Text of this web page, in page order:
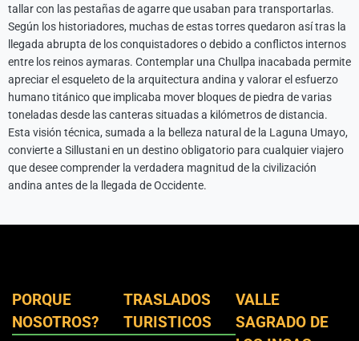
tallar con las pestañas de agarre que usaban para transportarlas.
Según los historiadores, muchas de estas torres quedaron así tras la
llegada abrupta de los conquistadores o debido a conflictos internos
entre los reinos aymaras. Contemplar una Chullpa inacabada permite
apreciar el esqueleto de la arquitectura andina y valorar el esfuerzo
humano titánico que implicaba mover bloques de piedra de varias
toneladas desde las canteras situadas a kilómetros de distancia.
Esta visión técnica, sumada a la belleza natural de la Laguna Umayo,
convierte a Sillustani en un destino obligatorio para cualquier viajero
que desee comprender la verdadera magnitud de la civilización
andina antes de la llegada de Occidente.
PORQUE
NOSOTROS?
TRASLADOS
TURISTICOS
VALLE
SAGRADO DE